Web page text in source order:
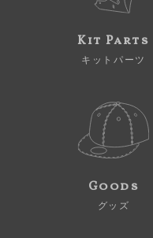
Kit Parts
キットパーツ
Goods
グッズ